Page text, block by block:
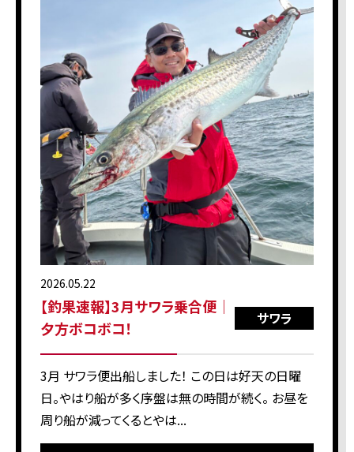
2026.05.22
【釣果速報】3月サワラ乗合便｜
夕方ボコボコ！
サワラ
3月 サワラ便出船しました！ この日は好天の日曜
日。やはり船が多く序盤は無の時間が続く。 お昼を
周り船が減ってくるとやは...